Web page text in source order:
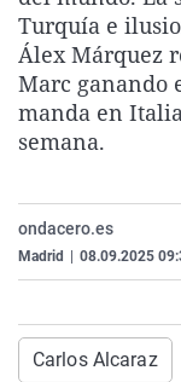
Turquía e
Álex Márquez
Marc ganando
manda en
semana.
ondacero.es
Madrid 08.09.2025
Carlos Alcaraz